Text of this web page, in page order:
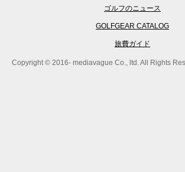
ゴルフのニュース
GOLFGEAR CATALOG
旅費ガイド
Copyright © 2016- mediavague Co., ltd. All Rights